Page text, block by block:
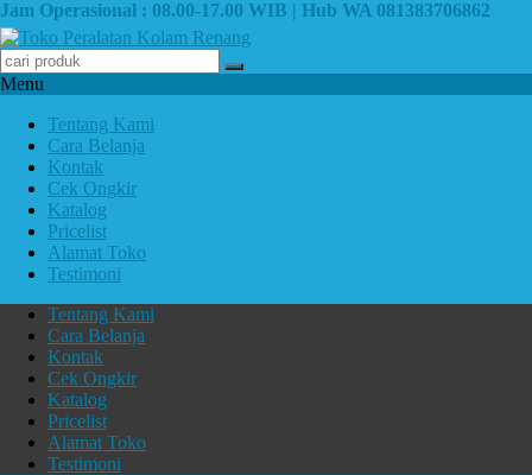
Jam Operasional : 08.00-17.00 WIB | Hub WA 081383706862
Menu
Tentang Kami
Cara Belanja
Kontak
Cek Ongkir
Katalog
Pricelist
Alamat Toko
Testimoni
Tentang Kami
Cara Belanja
Kontak
Cek Ongkir
Katalog
Pricelist
Alamat Toko
Testimoni